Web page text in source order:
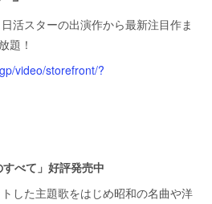
活スターの出演作から最新注目作ま
題！
video/storefront/?
べて」好評発売中
した主題歌をはじめ昭和の名曲や洋